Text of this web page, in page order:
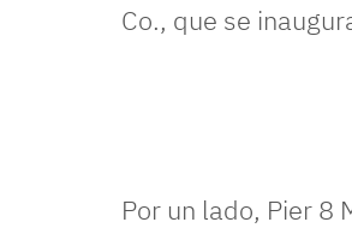
Co., que se
Por un lado, Pier 8